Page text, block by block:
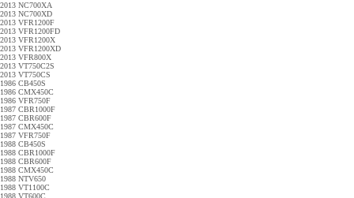
2013 NC700XA
2013 NC700XD
2013 VFR1200F
2013 VFR1200FD
2013 VFR1200X
2013 VFR1200XD
2013 VFR800X
2013 VT750C2S
2013 VT750CS
1986 CB450S
1986 CMX450C
1986 VFR750F
1987 CBR1000F
1987 CBR600F
1987 CMX450C
1987 VFR750F
1988 CB450S
1988 CBR1000F
1988 CBR600F
1988 CMX450C
1988 NTV650
1988 VT1100C
1988 VT600C